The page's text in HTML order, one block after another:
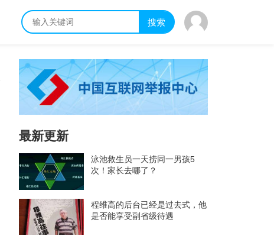
搜索
最新更新
泳池救生员一天捞同一男孩5
次！家长去哪了？
程维高的后台已经是过去式，他
是否能享受副省级待遇